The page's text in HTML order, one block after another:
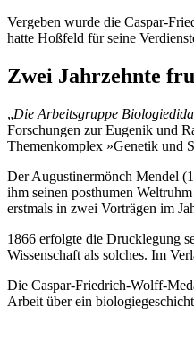
Vergeben wurde die Caspar-
hatte Hoßfeld für seine
Zwei Jahrzehnte
„Die Arbeitsgruppe
Forschungen zur Eugenik und
Themenkomplex »Genetik und
Der Augustinermönch Mendel
ihm seinen posthumen
erstmals in zwei Vorträgen im
1866 erfolgte die Drucklegung
Wissenschaft als solches. Im
Die Caspar-Friedrich-Wolff-
Arbeit über ein